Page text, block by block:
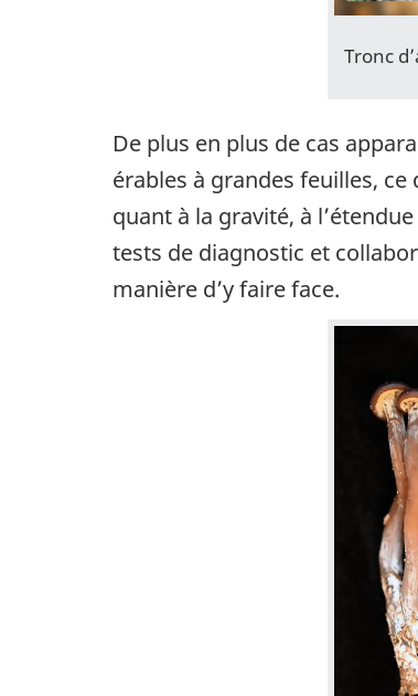
Tronc
De plus en plus de cas
érables à grandes feuilles,
quant à la gravité, à
tests de diagnostic et
manière d’y faire face.